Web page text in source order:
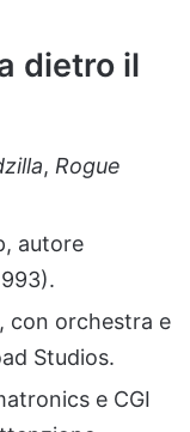
dietro il
, Rogue
autore
con orchestra e
Studios.
e CGI